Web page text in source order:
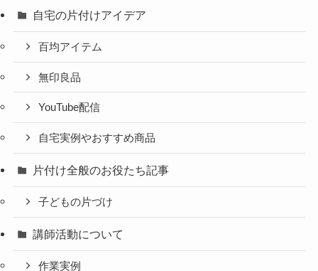
自宅の片付けアイデア
百均アイテム
無印良品
YouTube配信
自宅実例やおすすめ商品
片付け全般のお役たち記事
子どもの片づけ
講師活動について
作業実例